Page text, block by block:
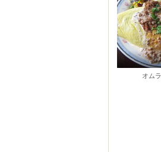
オム